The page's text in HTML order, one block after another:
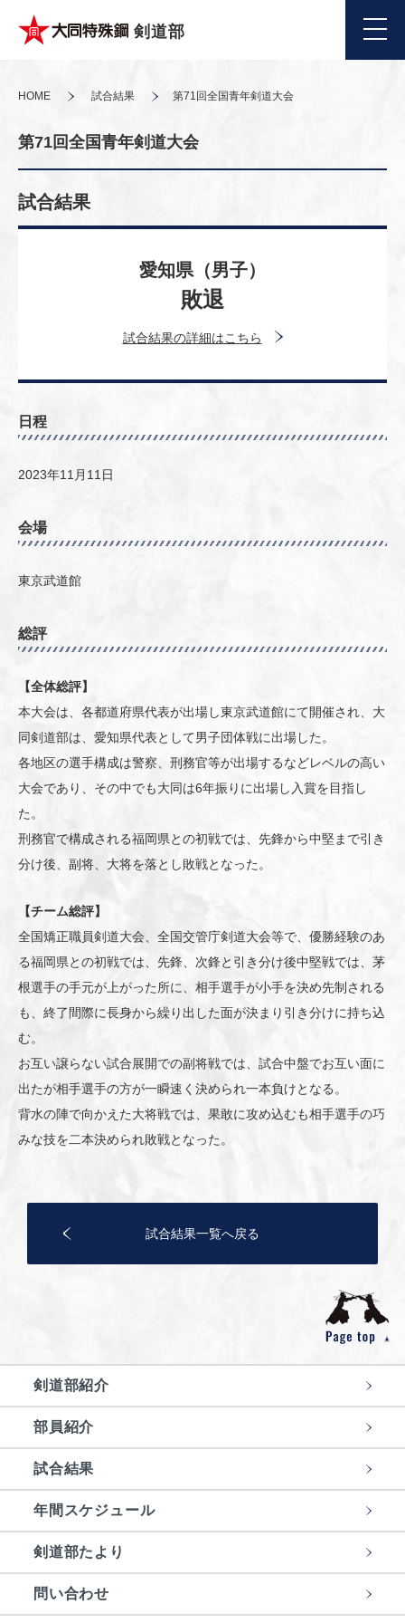
剣道部
HOME 試合結果 第71回全国青年剣道大会
第71回全国青年剣道大会
試合結果
愛知県（男子）
敗退
試合結果の詳細はこちら
日程
2023年11月11日
会場
東京武道館
総評
【全体総評】
本大会は、各都道府県代表が出場し東京武道館にて開催され、大
同剣道部は、愛知県代表として男子団体戦に出場した。
各地区の選手構成は警察、刑務官等が出場するなどレベルの高い
大会であり、その中でも大同は6年振りに出場し入賞を目指し
た。
刑務官で構成される福岡県との初戦では、先鋒から中堅まで引き
分け後、副将、大将を落とし敗戦となった。
【チーム総評】
全国矯正職員剣道大会、全国交管庁剣道大会等で、優勝経験のあ
る福岡県との初戦では、先鋒、次鋒と引き分け後中堅戦では、茅
根選手の手元が上がった所に、相手選手が小手を決め先制される
も、終了間際に長身から繰り出した面が決まり引き分けに持ち込
む。
お互い譲らない試合展開での副将戦では、試合中盤でお互い面に
出たが相手選手の方が一瞬速く決められ一本負けとなる。
背水の陣で向かえた大将戦では、果敢に攻め込むも相手選手の巧
みな技を二本決められ敗戦となった。
試合結果一覧へ戻る
剣道部紹介
部員紹介
試合結果
年間スケジュール
剣道部たより
問い合わせ